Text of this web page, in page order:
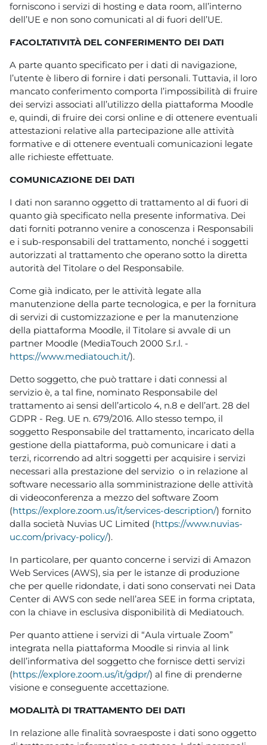
forniscono i servizi di hosting e data room, all’interno
dell’UE e non sono comunicati al di fuori dell’UE.
FACOLTATIVITÀ DEL CONFERIMENTO DEI DATI
A parte quanto specificato per i dati di navigazione,
l’utente è libero di fornire i dati personali. Tuttavia, il loro
mancato conferimento comporta l’impossibilità di fruire
dei servizi associati all’utilizzo della piattaforma Moodle
e, quindi, di fruire dei corsi online e di ottenere eventuali
attestazioni relative alla partecipazione alle attività
formative e di ottenere eventuali comunicazioni legate
alle richieste effettuate.
COMUNICAZIONE DEI DATI
I dati non saranno oggetto di trattamento al di fuori di
quanto già specificato nella presente informativa. Dei
dati forniti potranno venire a conoscenza i Responsabili
e i sub-responsabili del trattamento, nonché i soggetti
autorizzati al trattamento che operano sotto la diretta
autorità del Titolare o del Responsabile.
Come già indicato, per le attività legate alla
manutenzione della parte tecnologica, e per la fornitura
di servizi di customizzazione e per la manutenzione
della piattaforma Moodle, il Titolare si avvale di un
partner Moodle (MediaTouch 2000 S.r.l. -
https://www.mediatouch.it/).
Detto soggetto, che può trattare i dati connessi al
servizio è, a tal fine, nominato Responsabile del
trattamento ai sensi dell’articolo 4, n.8 e dell’art. 28 del
GDPR - Reg. UE n. 679/2016. Allo stesso tempo, il
soggetto Responsabile del trattamento, incaricato della
gestione della piattaforma, può comunicare i dati a
terzi, ricorrendo ad altri soggetti per acquisire i servizi
necessari alla prestazione del servizio o in relazione al
software necessario alla somministrazione delle attività
di videoconferenza a mezzo del software Zoom
(https://explore.zoom.us/it/services-description/) fornito
dalla società Nuvias UC Limited (https://www.nuvias-
uc.com/privacy-policy/).
In particolare, per quanto concerne i servizi di Amazon
Web Services (AWS), sia per le istanze di produzione
che per quelle ridondate, i dati sono conservati nei Data
Center di AWS con sede nell’area SEE in forma criptata,
con la chiave in esclusiva disponibilità di Mediatouch.
Per quanto attiene i servizi di “Aula virtuale Zoom”
integrata nella piattaforma Moodle si rinvia al link
dell’informativa del soggetto che fornisce detti servizi
(https://explore.zoom.us/it/gdpr/) al fine di prenderne
visione e conseguente accettazione.
MODALITÀ DI TRATTAMENTO DEI DATI
In relazione alle finalità sovraesposte i dati sono oggetto